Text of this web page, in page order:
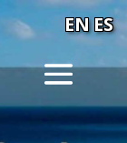
ENES